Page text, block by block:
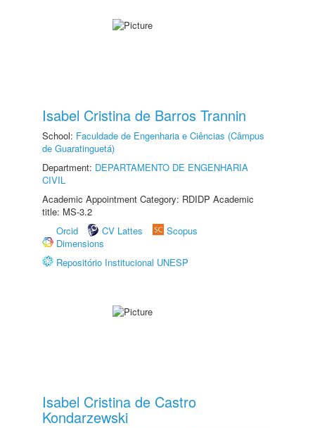
Isabel Cristina de Barros Trannin
School: Faculdade de Engenharia e Ciências (Câmpus
de Guaratinguetá)
Department: DEPARTAMENTO DE ENGENHARIA
CIVIL
Academic Appointment Category: RDIDP Academic
title: MS-3.2
Orcid
CV Lattes
Scopus
Dimensions
Repositório Institucional UNESP
Isabel Cristina de Castro
Kondarzewski